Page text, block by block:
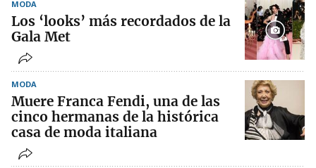
MODA
Los ‘looks’ más recordados de la
Gala Met
MODA
Muere Franca Fendi, una de las
cinco hermanas de la histórica
casa de moda italiana